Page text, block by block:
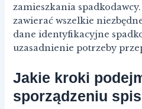
zamieszkania
zawierać wszelkie
dane identyfikacyjne
uzasadnienie potrzeby
Jakie kroki
sporządzeniu